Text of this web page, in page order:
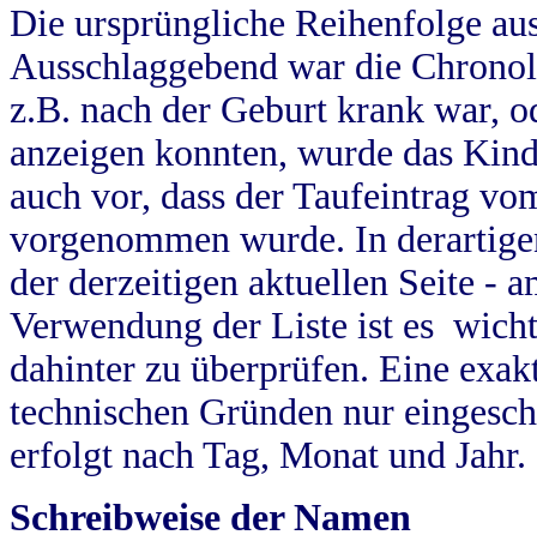
Die ursprüngliche Reihenfolge
Ausschlaggebend war die
z.B. nach der Geburt krank war,
anzeigen konnten, wurde das
auch vor, dass der Taufeintrag
vorgenommen wurde. In
der derzeitigen aktuellen Seite -
Verwendung der Liste ist es
dahinter zu überprüfen. Eine
technischen Gründen nur
erfolgt nach Tag, Monat und Jahr.
Schreibweise der Namen